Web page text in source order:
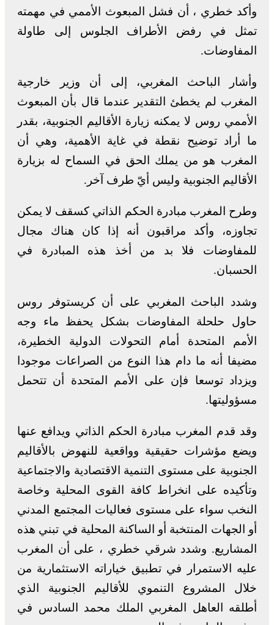
وأكد خطري ، أن فشل المبعوث الأممي في مهمته
تمثل في رفض الأطراف الجلوس إلى طاولة
المفاوضات.
وأشار الباحث المغربي، إلى أن وزير خارجية
المغرب لم يخطئ التقدير عندما قال بأن المبعوث
الأممي روس لا يمكنه زيارة الأقاليم الجنوبية، بقدر
ما أراد توضيح نقطة في غاية الأهمية، وهي أن
المغرب هو من يملك الحق في السماح له بزيارة
الأقاليم الجنوبية وليس أيّ طرف آخر.
وطرح المغرب مبادرة الحكم الذاتي كسقف لا يمكن
تجاوزه، وأكد مراقبون أنه إذا كان هناك مجال
للمفاوضات فلا بد من أخذ هذه المبادرة في
الحسبان.
وشدد الباحث المغربي على أن كريستوفر روس
حاول حلحلة المفاوضات بشكل يحفظ ماء وجه
الأمم المتحدة أمام التحولات الدولية الخطيرة،
مضيفا أنه ما دام هذا النوع من الصراعات موجودا
ويزداد توسعا فإن على الأمم المتحدة أن تتحمل
مسؤوليتها.
وقد قدم المغرب مبادرة الحكم الذاتي ويدافع عنها
ويضع مؤشرات حقيقية وواقعية للنهوض بالأقاليم
الجنوبية على مستوى التنمية الاقتصادية والاجتماعية
وتأكيده على انخراط كافة القوى المحلية وخاصة
النخب سواء على مستوى فعاليات المجتمع المدني
أو الجهات المنتخبة أو الساكنة المحلية في تبني هذه
المشاريع. وشدد شرقي خطري ، على أن المغرب
عليه الاستمرار في تطبيق خياراته الاستثمارية من
خلال المشروع التنموي للأقاليم الجنوبية الذي
أطلقه العاهل المغربي الملك محمد السادس في